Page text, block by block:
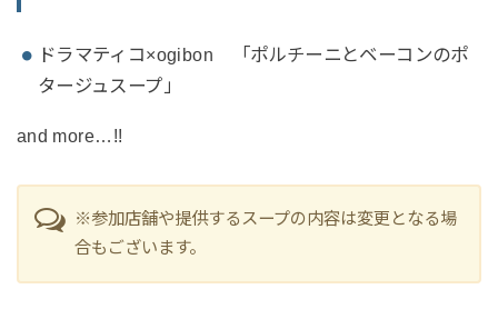
ドラマティコ×ogibon 「ポルチーニとベーコンのポ
タージュスープ」
and more…!!
※参加店舗や提供するスープの内容は変更となる場
合もございます。